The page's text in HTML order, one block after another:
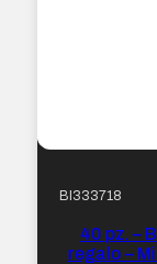
BI333718
40 pz. –
regalo –